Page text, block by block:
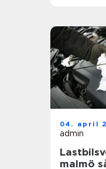
04. april
admin
malmö så väljer du